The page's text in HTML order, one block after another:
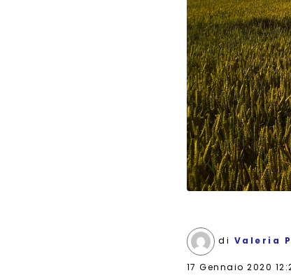
di Valeria
17 Gennaio 2020